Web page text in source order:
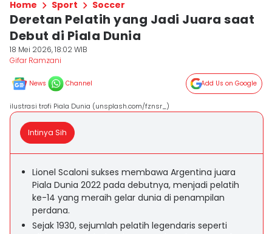
Home Sport Soccer
Deretan Pelatih yang Jadi Juara saat
Debut di Piala Dunia
18 Mei 2026, 18:02 WIB
Gifar Ramzani
News Channel Add Us on Google
ilustrasi trofi Piala Dunia (unsplash.com/fznsr_)
Intinya Sih
Lionel Scaloni sukses membawa Argentina juara
Piala Dunia 2022 pada debutnya, menjadi pelatih
ke-14 yang meraih gelar dunia di penampilan
perdana.
Sejak 1930, sejumlah pelatih legendaris seperti